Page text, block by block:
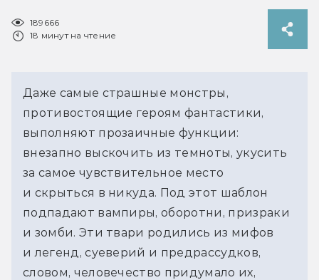
189666
18 минут на чтение
Даже самые страшные монстры,
противостоящие героям фантастики,
выполняют прозаичные функции:
внезапно выскочить из темноты, укусить
за самое чувствительное место
и скрыться в никуда. Под этот шаблон
подпадают вампиры, оборотни, призраки
и зомби. Эти твари родились из мифов
и легенд, суеверий и предрассудков,
словом, человечество придумало их,